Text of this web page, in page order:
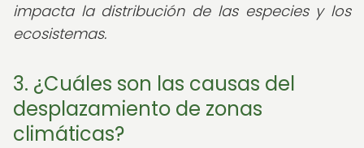
impacta la distribución de las especies y los
ecosistemas.
3. ¿Cuáles son las causas del
desplazamiento de zonas
climáticas?